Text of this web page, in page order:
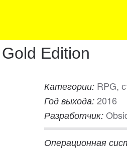
Edition
Категории: RPG,
Год выхода: 2016
Разработчик:
Операционная